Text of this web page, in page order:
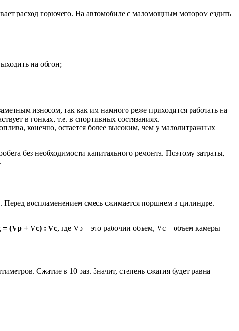
расход горючего. На автомобиле с маломощным мотором ездить
на обгон;
износом, так как им намного реже приходится работать на
в гонках, т.е. в спортивных состязаниях.
конечно, остается более высоким, чем у малолитражных
без необходимости капитального ремонта. Поэтому затраты,
Перед воспламенением смесь сжимается поршнем в цилиндре.
= (Vр + Vс) : Vс, где Vр – это рабочий объем, Vс – объем камеры
Сжатие в 10 раз. Значит, степень сжатия будет равна